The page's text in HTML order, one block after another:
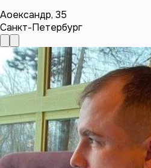
Аоександр, 35
Санкт-Петербург